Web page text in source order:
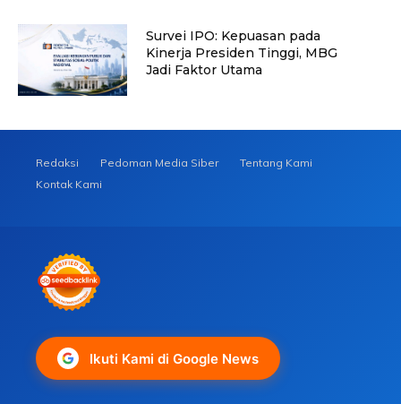
Survei IPO: Kepuasan pada
Kinerja Presiden Tinggi, MBG
Jadi Faktor Utama
Redaksi Pedoman Media Siber
Tentang Kami
Kontak Kami
Ikuti Kami di Google News